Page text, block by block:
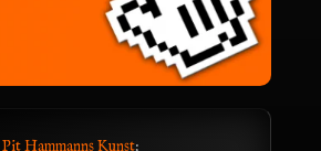
Pit Hammanns Kunst: